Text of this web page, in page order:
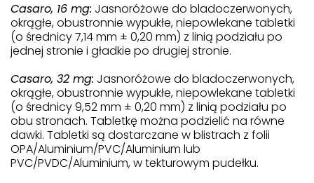
Casaro, 16 mg: Jasnoróżowe do bladoczerwonych,
okrągłe, obustronnie wypukłe, niepowlekane tabletki
(o średnicy 7,14 mm ± 0,20 mm) z linią podziału po
jednej stronie i gładkie po drugiej stronie.
Casaro, 32 mg: Jasnoróżowe do bladoczerwonych,
okrągłe, obustronnie wypukłe, niepowlekane tabletki
(o średnicy 9,52 mm ± 0,20 mm) z linią podziału po
obu stronach. Tabletkę można podzielić na równe
dawki. Tabletki są dostarczane w blistrach z folii
OPA/Aluminium/PVC/Aluminium lub
PVC/PVDC/Aluminium, w tekturowym pudełku.